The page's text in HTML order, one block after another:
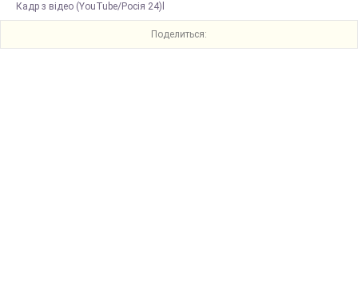
Кадр з відео (YouTube/Росія 24)l
Поделиться: